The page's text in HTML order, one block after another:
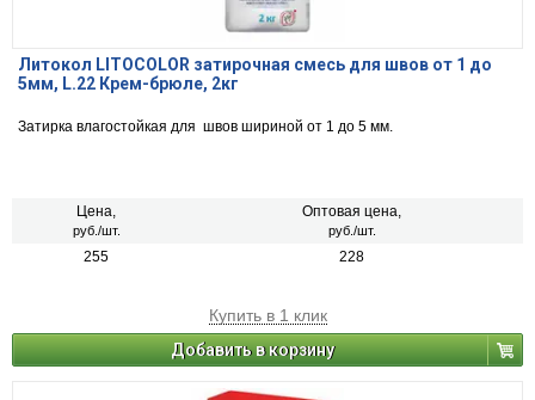
Литокол LITOCOLOR затирочная смесь для швов от 1 до
5мм, L.22 Крем-брюле, 2кг
Затирка влагостойкая для швов шириной от 1 до 5 мм.
Цена,
руб./шт.
Оптовая цена,
руб./шт.
255 228
Купить в 1 клик
Добавить в корзину